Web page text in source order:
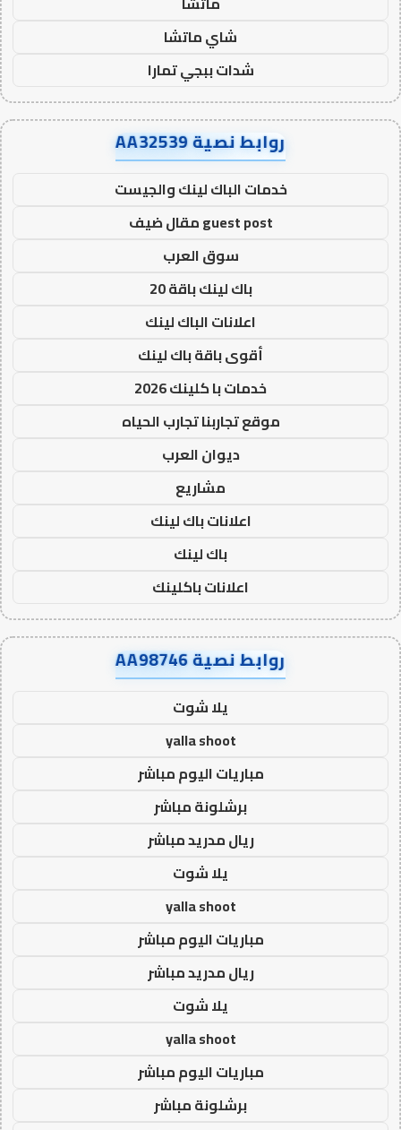
شاي ماتشا
شدات ببجي تمارا
روابط نصية AA32539
خدمات الباك لينك والجيست
guest post مقال ضيف
سوق العرب
باك لينك باقة 20
اعلانات الباك لينك
أقوى باقة باك لينك
خدمات با كلينك 2026
موقع تجاربنا تجارب الحياه
ديوان العرب
مشاريع
اعلانات باك لينك
باك لينك
اعلانات باكلينك
روابط نصية AA98746
يلا شوت
yalla shoot
مباريات اليوم مباشر
برشلونة مباشر
ريال مدريد مباشر
يلا شوت
yalla shoot
مباريات اليوم مباشر
ريال مدريد مباشر
يلا شوت
yalla shoot
مباريات اليوم مباشر
برشلونة مباشر